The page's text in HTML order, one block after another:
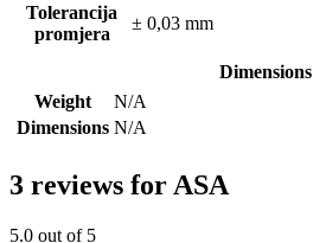
Tolerancija
promjera
± 0,03 mm
Dimensions
Weight
N/A
Dimensions N/A
3 reviews for ASA
5.0 out of 5